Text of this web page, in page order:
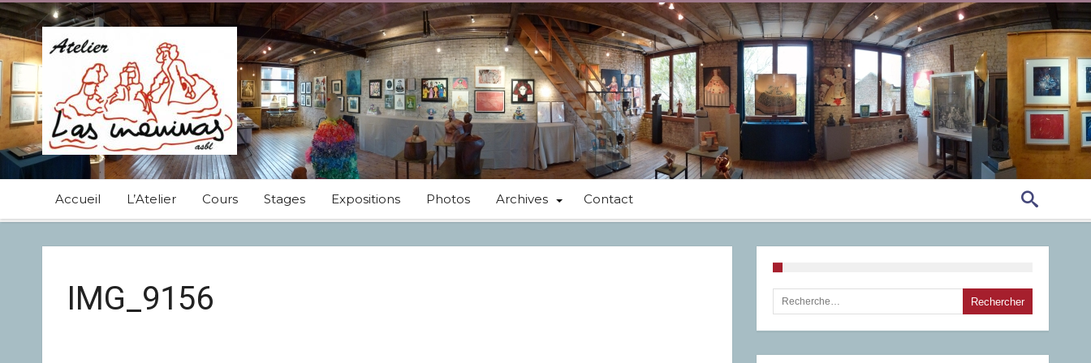
Accueil L’Atelier Cours Stages Expositions Photos Archives Contact
IMG_9156 Rechercher :